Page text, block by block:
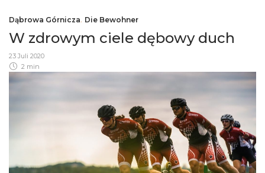
Dąbrowa Górnicza, Die Bewohner
W zdrowym ciele dębowy duch
23 Juli 2020
2 min